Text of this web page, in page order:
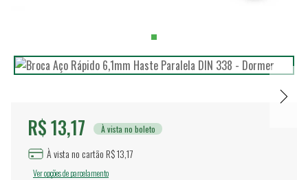
R$ 13,17 À vista no boleto
À vista no cartão R$ 13,17
Ver opções de parcelamento